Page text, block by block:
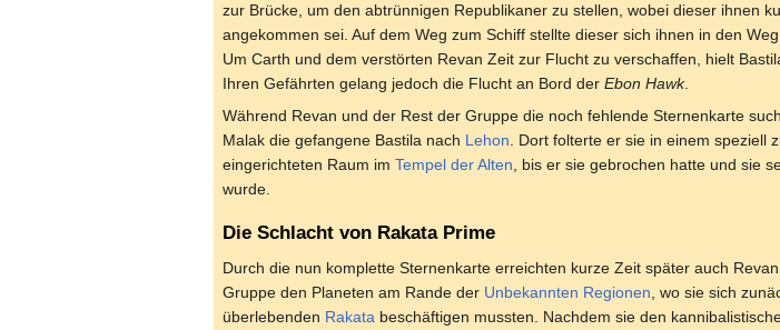
zur Brücke, um den abtrünnigen Republikaner zu stellen, wobei dieser ihnen
angekommen sei. Auf dem Weg zum Schiff stellte dieser sich ihnen in den
Um Carth und dem verstörten Revan Zeit zur Flucht zu verschaffen, hielt
Ihren Gefährten gelang jedoch die Flucht an Bord der Ebon Hawk.
Während Revan und der Rest der Gruppe die noch fehlende Sternenkarte
Malak die gefangene Bastila nach Lehon. Dort folterte er sie in einem speziell
eingerichteten Raum im Tempel der Alten, bis er sie gebrochen hatte und sie
wurde.
Die Schlacht von Rakata Prime
Durch die nun komplette Sternenkarte erreichten kurze Zeit später auch
Gruppe den Planeten am Rande der Unbekannten Regionen , wo sie sich
überlebenden Rakata beschäftigen mussten. Nachdem sie den